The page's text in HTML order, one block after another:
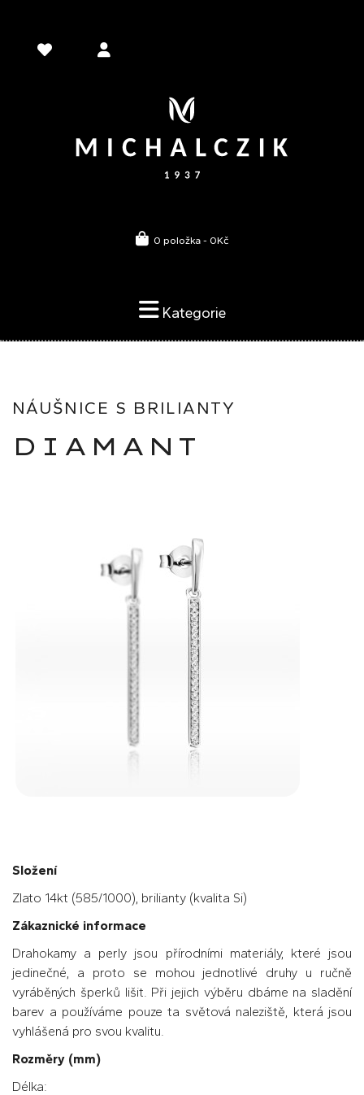
0 položka - 0Kč
Kategorie
NÁUŠNICE S BRILIANTY
DIAMANT
Složení
Zlato 14kt (585/1000), brilianty (kvalita Si)
Zákaznické informace
Drahokamy a perly jsou přírodními materiály, které jsou
jedinečné, a proto se mohou jednotlivé druhy u ručně
vyráběných šperků lišit. Při jejich výběru dbáme na sladění
barev a používáme pouze ta světová naleziště, která jsou
vyhlášená pro svou kvalitu.
Rozměry (mm)
Délka: